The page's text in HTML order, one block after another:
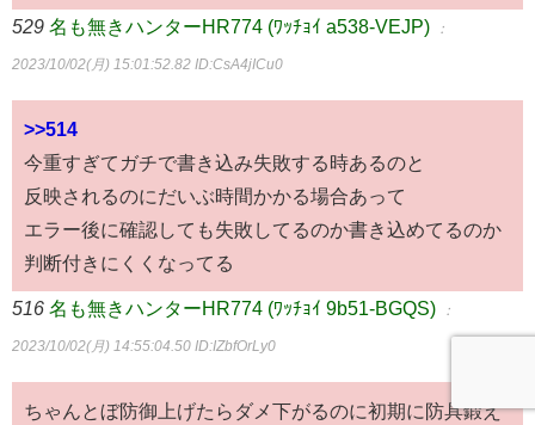
529 名も無きハンターHR774 (ﾜｯﾁｮｲ a538-VEJP) ：
2023/10/02(月) 15:01:52.82 ID:CsA4jICu0
>>514
今重すぎてガチで書き込み失敗する時あるのと
反映されるのにだいぶ時間かかる場合あって
エラー後に確認しても失敗してるのか書き込めてるのか
判断付きにくくなってる
516 名も無きハンターHR774 (ﾜｯﾁｮｲ 9b51-BGQS) ：
2023/10/02(月) 14:55:04.50 ID:IZbfOrLy0
ちゃんとぼ防御上げたらダメ下がるのに初期に防具鍛え